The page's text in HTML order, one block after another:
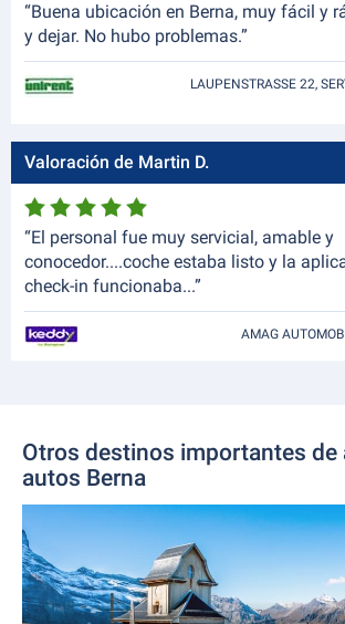
“Buena ubicación en Berna, muy fácil y
y dejar. No hubo problemas.”
LAUPENSTRASSE 22,
Valoración de Martin D.
“El personal fue muy servicial, amable y
conocedor....coche estaba listo y la
check-in funcionaba...”
AMAG
Otros destinos importantes de
autos Berna